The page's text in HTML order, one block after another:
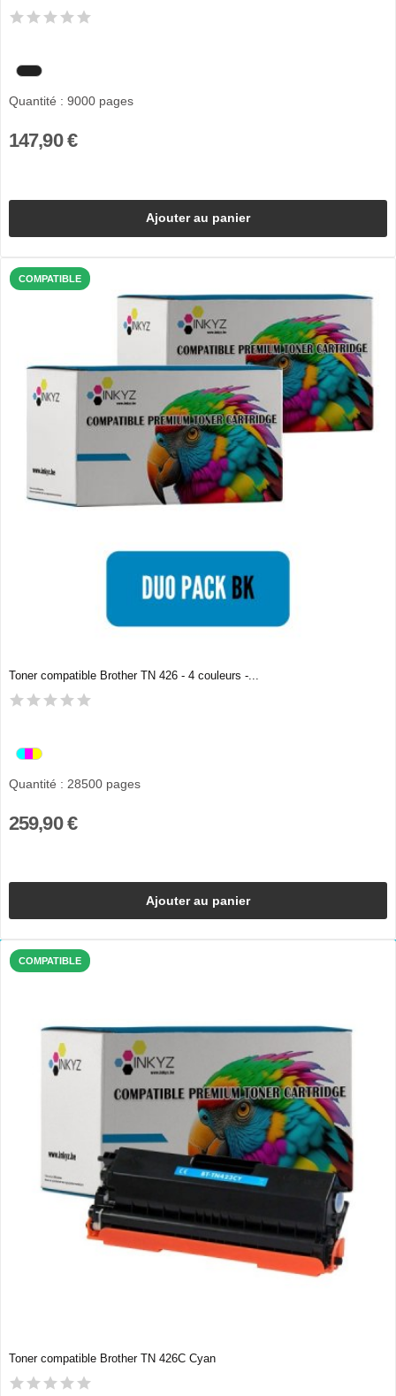
Quantité : 9000 pages
147,90 €
Ajouter au panier
COMPATIBLE
Toner compatible Brother TN 426 - 4 couleurs -...
Quantité : 28500 pages
259,90 €
Ajouter au panier
COMPATIBLE
Toner compatible Brother TN 426C Cyan